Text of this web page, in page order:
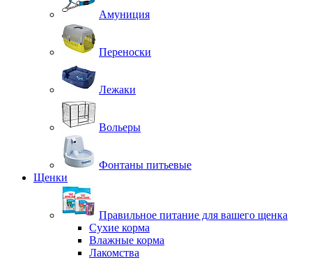
Амуниция
Переноски
Лежаки
Вольеры
Фонтаны питьевые
Щенки
Правильное питание для вашего щенка
Сухие корма
Влажные корма
Лакомства